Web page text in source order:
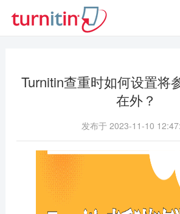
Turnitin查重时如何设置将
在外？
发布于 2023-11-10